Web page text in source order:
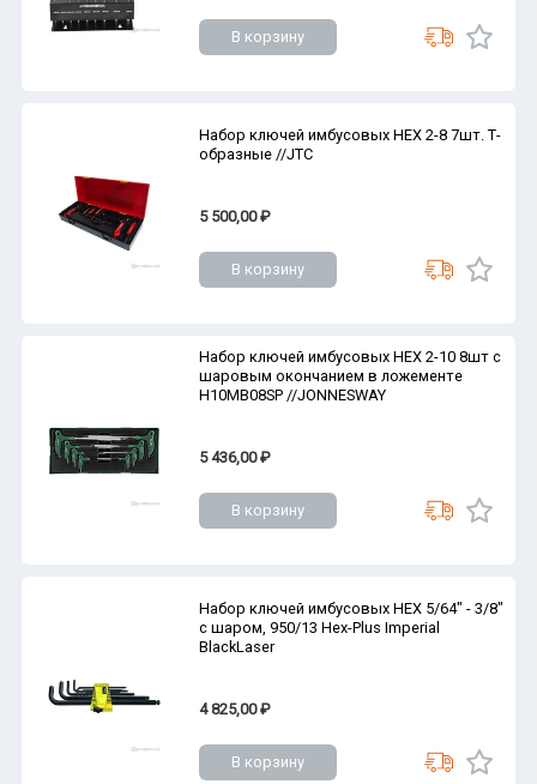
В корзину
Набор ключей имбусовых HEX 2-8 7шт. Т-
образные //JTC
5 500,00 ₽
В корзину
Набор ключей имбусовых HEX 2-10 8шт с
шаровым окончанием в ложементе
H10MB08SP //JONNESWAY
5 436,00 ₽
В корзину
Набор ключей имбусовых HEX 5/64" - 3/8"
с шаром, 950/13 Hex-Plus Imperial
BlackLaser
4 825,00 ₽
В корзину